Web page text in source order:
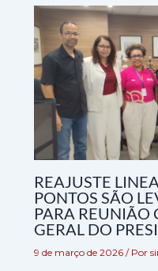
REAJUSTE
PONTOS SÃO
PARA REUNIÃO
GERAL DO
9 de março de 2026 / Por